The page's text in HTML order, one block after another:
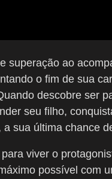
superação ao
o fim de sua
descobre ser
seu filho,
sua última chance
viver o
possível com